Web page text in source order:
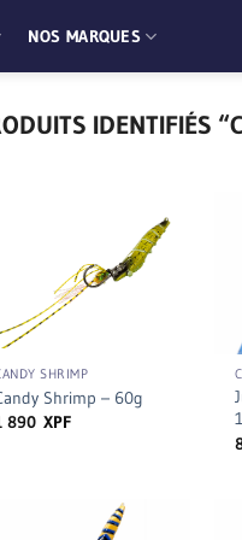
NOS MARQUES
IDENTIFIÉS
+
SHRIMP
Shrimp – 60g
890XPF